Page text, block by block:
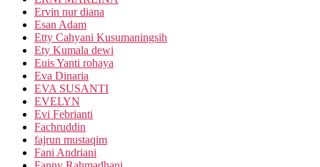
Ervin nur diana
Esan Adam
Etty Cahyani Kusumaningsih
Ety Kumala dewi
Euis Yanti rohaya
Eva Dinaria
EVA SUSANTI
EVELYN
Evi Febrianti
Fachruddin
fajrun mustaqim
Fani Andriani